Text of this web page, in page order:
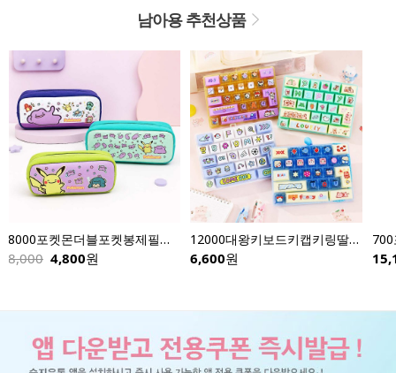
남아용 추천상품
8000포켓몬더블포켓봉제필통-낱개
8,000 4,800원
12000대왕키보드키캡키링딸깍이-낱개(이미지다양)
6,600원